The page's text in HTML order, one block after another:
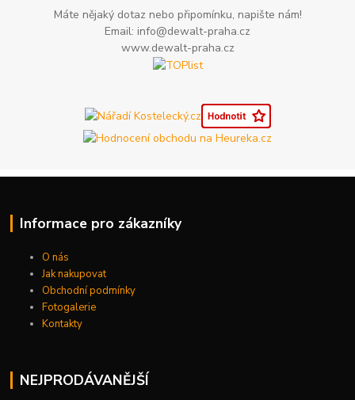
Máte nějaký dotaz nebo připomínku, napište nám!
Email: info@dewalt-praha.cz
www.dewalt-praha.cz
Informace pro zákazníky
O nás
Jak nakupovat
Obchodní podmínky
Fotogalerie
Kontakty
NEJPRODÁVANĚJŠÍ